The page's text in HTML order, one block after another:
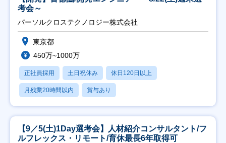
考会～
パーソルクロステクノロジー株式会社
東京都
450万~1000万
正社員採用 土日祝休み 休日120日以上
月残業20時間以内 賞与あり
【9／5(土)1Day選考会】人材紹介コンサルタント/フ
ルフレックス・リモート/育休最長6年取得可